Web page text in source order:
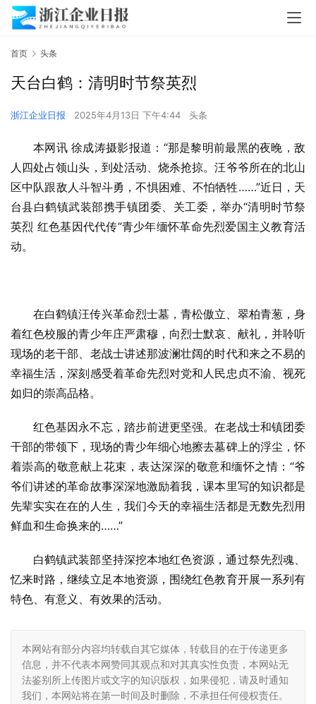
首页 头条
天台白鹤：清明时节祭英烈
浙江企业日报 2025年4月13日 下午4:44 头条
本网讯 徐成涛摄影报道：“那是黎明前最黑的夜晚，敌
人四处占领山头，到处活动、烧杀抢掠。汪爷爷所在的北山
区中队跟敌人斗智斗勇，不惧困难、不怕牺牲……”近日，天
台县白鹤镇武装部携手镇团委、关工委，举办“清明时节祭
英烈 红色基因代代传”青少年缅怀革命先烈爱国主义教育活
动。
在白鹤镇汪传兴革命烈士墓，青松傲立、翠柏青葱，身
着红色校服的青少年庄严肃穆，向烈士默哀、献礼，并聆听
现场的老干部、老战士讲述那波澜壮阔的时代和来之不易的
幸福生活，深刻感受着革命先烈对党和人民忠贞不渝、视死
如归的崇高品格。
红色基因永不忘，踏步前进更坚强。在老战士和镇团委
干部的带领下，现场的青少年细心地擦去墓碑上的浮尘，怀
着崇高的敬意献上花束，表达深深的敬意和缅怀之情：“爷
爷们讲述的革命故事深深地激励着我，课本里写的知识都是
先辈实实在在的人生，我们今天的幸福生活都是无数先烈用
鲜血和生命换来的……”
白鹤镇武装部坚持深挖本地红色资源，通过祭先烈魂、
忆来时路，继续立足本地资源，围绕红色教育开展一系列有
特色、有意义、有效果的活动。
本网站有部分内容均转载自其它媒体，转载目的在于传递更多
信息，并不代表本网赞同其观点和对其真实性负责，本网站无
法鉴别所上传图片或文字的知识版权，如果侵犯，请及时通知
我们，本网站将在第一时间及时删除，不承担任何侵权责任。